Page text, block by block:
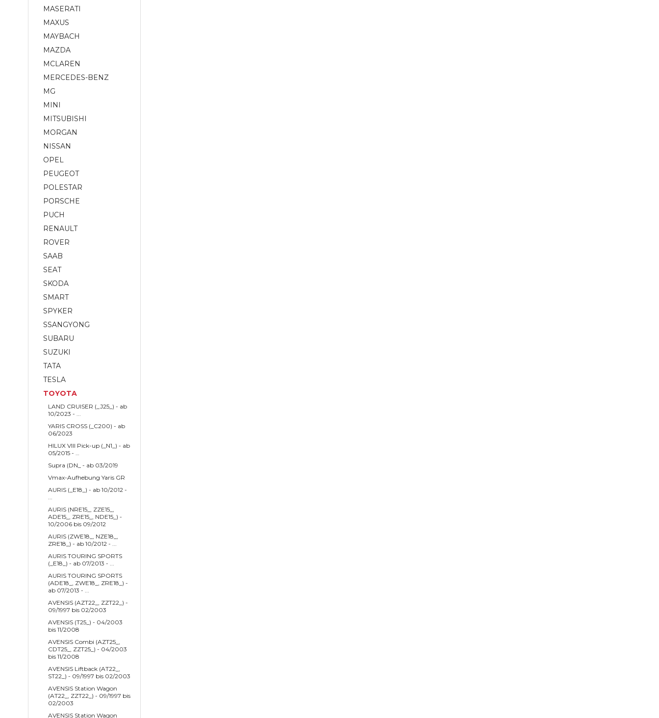
MASERATI
MAXUS
MAYBACH
MAZDA
MCLAREN
MERCEDES-BENZ
MG
MINI
MITSUBISHI
MORGAN
NISSAN
OPEL
PEUGEOT
POLESTAR
PORSCHE
PUCH
RENAULT
ROVER
SAAB
SEAT
SKODA
SMART
SPYKER
SSANGYONG
SUBARU
SUZUKI
TATA
TESLA
TOYOTA
LAND CRUISER (_J25_) - ab
10/2023 - ...
YARIS CROSS (_C200) - ab
06/2023
HILUX VIII Pick-up (_N1_) - ab
05/2015 - …
Supra (DN_ - ab 03/2019
Vmax-Aufhebung Yaris GR
AURIS (_E18_) - ab 10/2012 -
...
AURIS (NRE15_, ZZE15_,
ADE15_, ZRE15_, NDE15_) -
10/2006 bis 09/2012
AURIS (ZWE18_, NZE18_,
ZRE18_) - ab 10/2012 - ...
AURIS TOURING SPORTS
(_E18_) - ab 07/2013 - ...
AURIS TOURING SPORTS
(ADE18_, ZWE18_, ZRE18_) -
ab 07/2013 - ...
AVENSIS (AZT22_, ZZT22_) -
09/1997 bis 02/2003
AVENSIS (T25_) - 04/2003
bis 11/2008
AVENSIS Combi (AZT25_,
CDT25_, ZZT25_) - 04/2003
bis 11/2008
AVENSIS Liftback (AT22_,
ST22_) - 09/1997 bis 02/2003
AVENSIS Station Wagon
(AT22_, ZZT22_) - 09/1997 bis
02/2003
AVENSIS Station Wagon